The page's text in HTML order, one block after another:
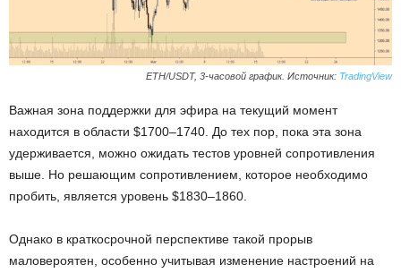
ETH/USDT, 3-часовой график. Источник: TradingView
Важная зона поддержки для эфира на текущий момент
находится в области $1700–1740. До тех пор, пока эта зона
удерживается, можно ожидать тестов уровней сопротивления
выше. Но решающим сопротивлением, которое необходимо
пробить, является уровень $1830–1860.
Однако в краткосрочной перспективе такой прорыв
маловероятен, особенно учитывая изменение настроений на